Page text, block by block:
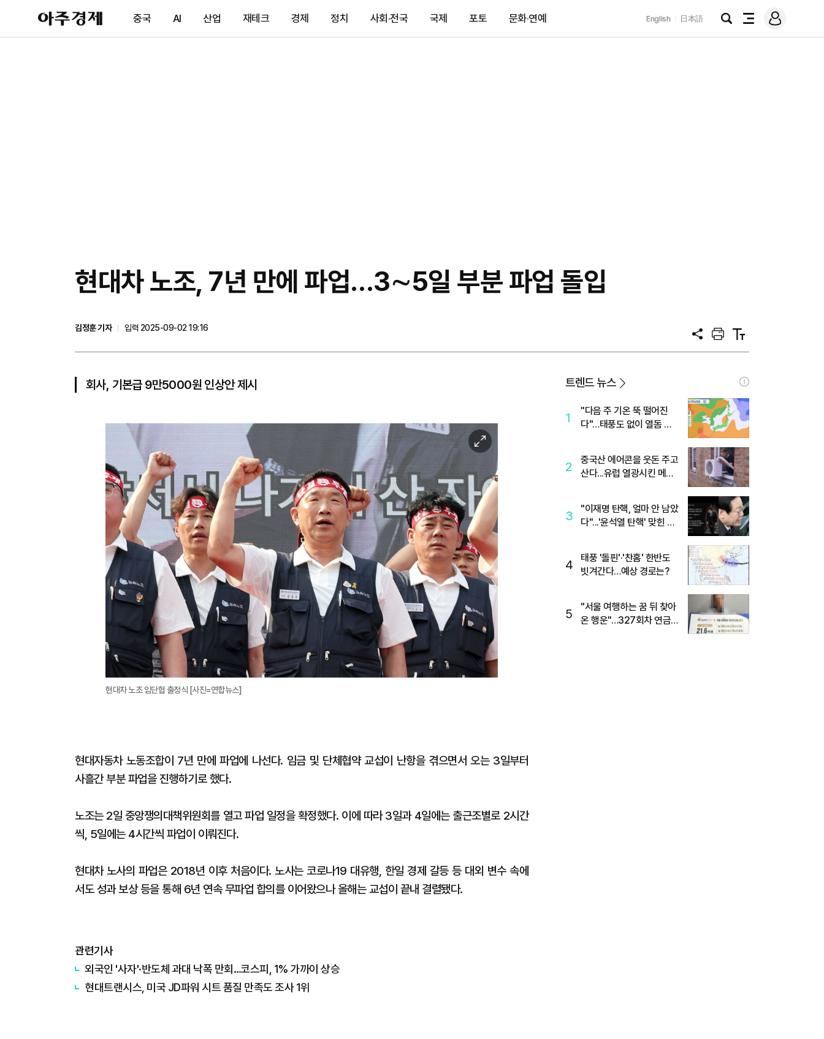
아
주
제
중국 AI 산업 재테크 경제 정치 사회·전국 국제 포토 문화·연예 English 日本語
검
전
메
그
현대차 노조, 7년 만에 파업…3∼5일 부분 파업 돌입
김정훈 기자
입력 2025-09-02 19:16
공
프
트
텍
트
회사, 기본급 9만5000원 인상안 제시
이
미
지
확
대
현대차 노조 임단협 출정식 [사진=연합뉴스]
현대자동차 노동조합이 7년 만에 파업에 나선다. 임금 및 단체협약 교섭이 난항을 겪으면서 오는 3일부터
사흘간 부분 파업을 진행하기로 했다.
노조는 2일 중앙쟁의대책위원회를 열고 파업 일정을 확정했다. 이에 따라 3일과 4일에는 출근조별로 2시간
씩, 5일에는 4시간씩 파업이 이뤄진다.
현대차 노사의 파업은 2018년 이후 처음이다. 노사는 코로나19 대유행, 한일 경제 갈등 등 대외 변수 속에
서도 성과 보상 등을 통해 6년 연속 무파업 합의를 이어왔으나 올해는 교섭이 끝내 결렬됐다.
관련기사
외국인 '사자'·반도체 과대 낙폭 만회…코스피, 1% 가까이 상승
현대트랜시스, 미국 JD파워 시트 품질 만족도 조사 1위
트렌드 뉴스
1
"다음 주 기온 뚝 떨어진
다"…태풍도 없이 열돔 박
2
중국산 에어콘을 웃돈 주고
산다...유럽 열광시킨 메이
3
"이재명 탄핵, 얼마 안 남았
다"...'윤석열 탄핵' 맞힌 무
4
태풍 '돌핀'·'찬홈' 한반도
빗겨간다…예상 경로는?
5
"서울 여행하는 꿈 뒤 찾아
온 행운"…327회차 연금